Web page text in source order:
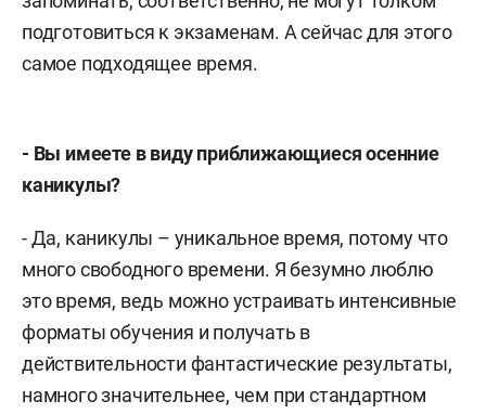
подготовиться к экзаменам. А сейчас для этого
самое подходящее время.
- Вы имеете в виду приближающиеся осенние
каникулы?
- Да, каникулы – уникальное время, потому что
много свободного времени. Я безумно люблю
это время, ведь можно устраивать интенсивные
форматы обучения и получать в
действительности фантастические результаты,
намного значительнее, чем при стандартном